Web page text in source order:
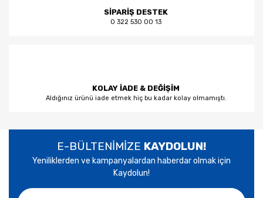
SİPARİŞ DESTEK
0 322 530 00 13
KOLAY İADE & DEĞİŞİM
Aldığınız ürünü iade etmek hiç bu kadar kolay olmamıştı.
E-BÜLTENİMİZE KAYDOLUN!
Yeniliklerden ve kampanyalardan haberdar olmak için
Kaydolun!